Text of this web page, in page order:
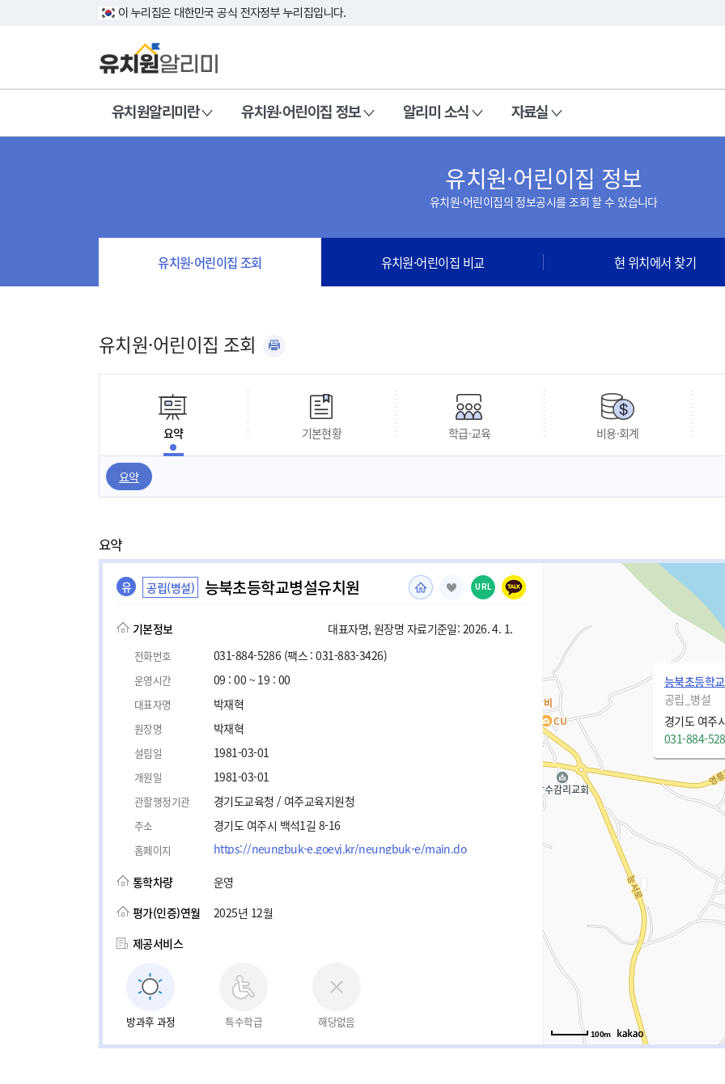
이 누리집은 대한민국 공식 전자정부 누리집입니다.
유치원알리미란 유치원·어린이집 정보 알리미 소식 자료실
유치원·어린이집 정보
유치원·어린이집의 정보공시를 조회 할 수 있습니다
유치원·어린이집 조회 유치원·어린이집 비교 현 위치에서 찾기
유치원·어린이집 조회
요약 기본현황 학급·교육 비용·회계
요약
요약
유 공립(병설) 능북초등학교병설유치원 URL
기본정보 대표자명, 원장명 자료기준일: 2026. 4. 1.
전화번호 031-884-5286 (팩스 : 031-883-3426)
운영시간 09 : 00 ~ 19 : 00
대표자명 박재혁
원장명 박재혁
설립일 1981-03-01
개원일 1981-03-01
관할행정기관 경기도교육청 / 여주교육지원청
주소 경기도 여주시 백석1길 8-16
홈페이지 https://neungbuk-e.goeyj.kr/neungbuk-e/main.do
통학차량
운영
평가(인증)연월
2025년 12월
제공서비스
방과후 과정 특수학급 해당없음
능북초등학
공립_병설
경기도 여주
031-884-
100m